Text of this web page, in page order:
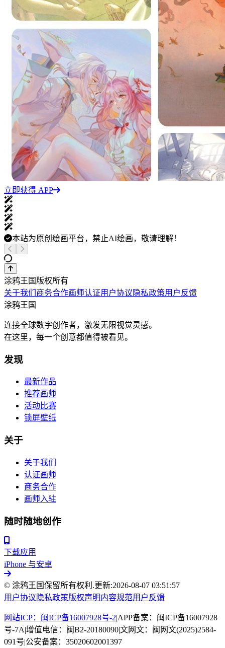
立即获得 APP
本站为原创绘画平台，禁止AI绘画，敬请理解！
涂鸦王国版权所有
关于我们 商务合作画师认证用户协议 隐私政策用户反馈
涂鸦王国
连接全球数字创作者，激发无限视觉灵感。
在这里，每一个创意都值得被看见。
发现
最新作品
推荐画师
活动比赛
锁屏壁纸
关于
关于我们
认证画师
商务合作
画师入驻
随时随地创作
下载应用
iPhone 与安卓
© 涂鸦王国保留所有权利.更新:2026-08-07 03:51:57
用户协议 隐私政策版权声明内容规范用户反馈
网站ICP：闽ICP备16007928号-2|APP备案：闽ICP备16007928
号-7A|增值电信：闽B2-20180090|文网文：闽网文(2025)2584-
091号|公安备案：35020602001397